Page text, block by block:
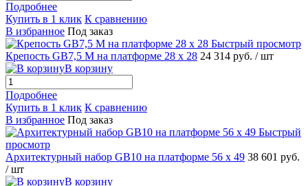
Подробнее
Купить в 1 клик К сравнению
В избранное Под заказ
Быстрый просмотр
Крепость GB7,5 M на платформе 28 х 28 24 314 руб. / шт
В корзину
Подробнее
Купить в 1 клик К сравнению
В избранное Под заказ
Быстрый
просмотр
Архитектурный набор GB10 на платформе 56 х 49 38 601 руб.
/ шт
В корзину